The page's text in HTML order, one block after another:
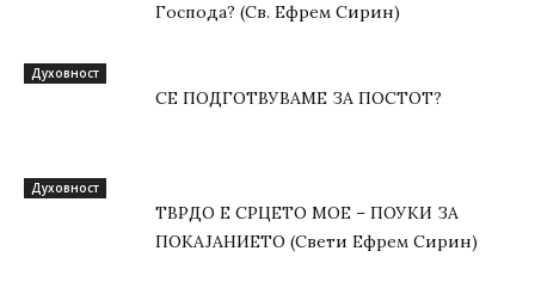
Господа? (Св. Ефрем Сирин)
Духовност
СЕ ПОДГОТВУВАМЕ ЗА ПОСТОТ?
Духовност
ТВРДО Е СРЦЕТО МОЕ – ПОУКИ ЗА
ПОКАЈАНИЕТО (Свети Ефрем Сирин)